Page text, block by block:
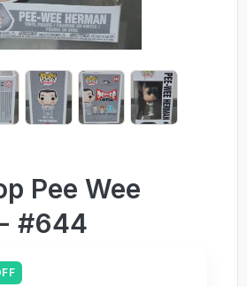
Pee Wee
#644